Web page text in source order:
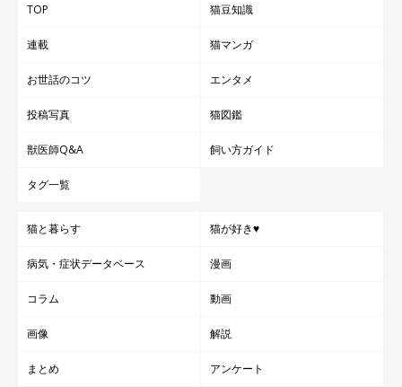
TOP 猫豆知識
連載 猫マンガ
お世話のコツ エンタメ
投稿写真 猫図鑑
獣医師Q&A 飼い方ガイド
タグ一覧
猫と暮らす 猫が好き♥
病気・症状データベース 漫画
コラム 動画
画像 解説
まとめ アンケート